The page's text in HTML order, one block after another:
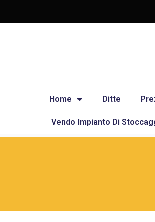
Home Ditte
Vendo Impianto Di